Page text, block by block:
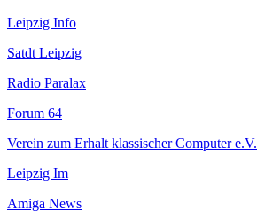
Leipzig Info
Satdt Leipzig
Radio Paralax
Forum 64
Verein zum Erhalt klassischer Computer e.V.
Leipzig Im
Amiga News